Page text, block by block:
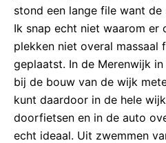
stond een lange file want
Ik snap echt niet waarom
plekken niet overal massaal
geplaatst. In de Merenwijk
bij de bouw van de wijk
kunt daardoor in de hele
doorfietsen en in de auto
echt ideaal. Uit zwemmen